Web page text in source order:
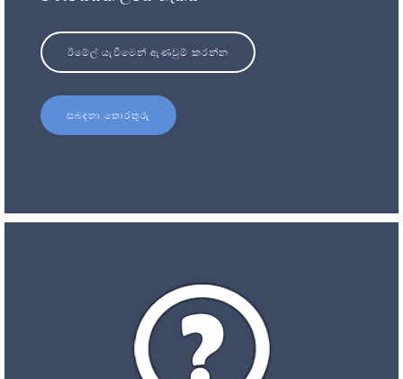
ඊමේල් යැවීමෙන් ඇණවුම් කරන්න
සබඳතා තොරතුරු